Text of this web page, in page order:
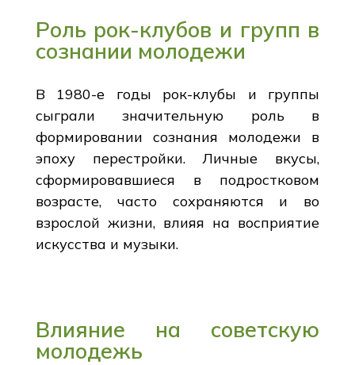
Роль рок-клубов и групп в
сознании молодежи
В 1980-е годы рок-клубы и группы
сыграли значительную роль в
формировании сознания молодежи в
эпоху перестройки. Личные вкусы,
сформировавшиеся в подростковом
возрасте, часто сохраняются и во
взрослой жизни, влияя на восприятие
искусства и музыки.
Влияние на советскую
молодежь